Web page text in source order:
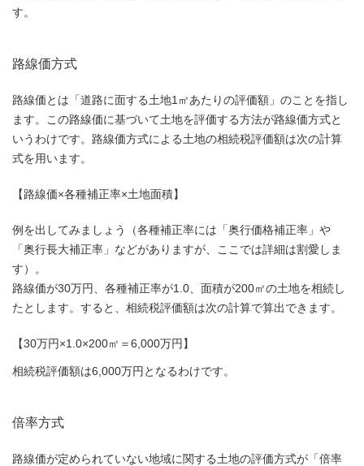
す。
路線価方式
路線価とは「道路に面する土地1㎡あたりの評価額」のことを指し
ます。この路線価に基づいて土地を評価する方法が路線価方式と
いうわけです。路線価方式による土地の相続税評価額は次の計算
式を用います。
【路線価×各種補正率×土地面積】
例を出してみましょう（各種補正率には「奥行価格補正率」や
「奥行長大補正率」などがありますが、ここでは詳細は割愛しま
す）。
路線価が30万円、各種補正率が1.0、面積が200㎡の土地を相続し
たとします。すると、相続税評価額は次の計算で算出できます。
【30万円×1.0×200㎡＝6,000万円】
相続税評価額は6,000万円となるわけです。
倍率方式
路線価が定められていない地域に関する土地の評価方式が「倍率